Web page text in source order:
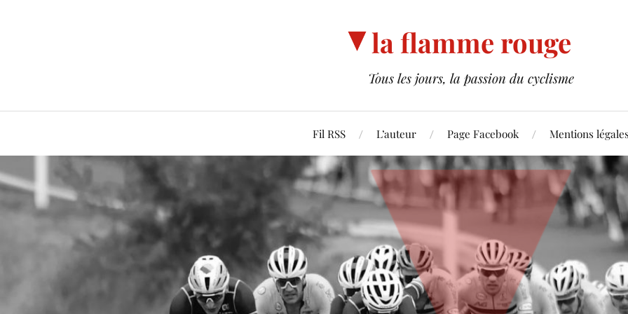
la flamme rouge
Tous les jours, la passion du cyclisme
Fil RSS L’auteur Page Facebook Mentions